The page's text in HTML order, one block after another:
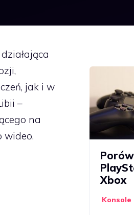
jak i w
–
na
wideo.
Xbox
Konsole